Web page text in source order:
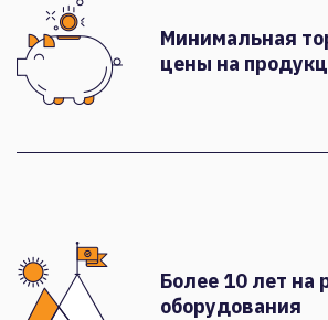
Минимальная
цены на
Более 10 лет
оборудования